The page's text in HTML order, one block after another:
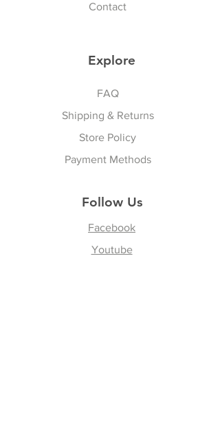
Contact
Explore
FAQ
Shipping & Returns
Store Policy
Payment Methods
Follow Us
Facebook
Youtube